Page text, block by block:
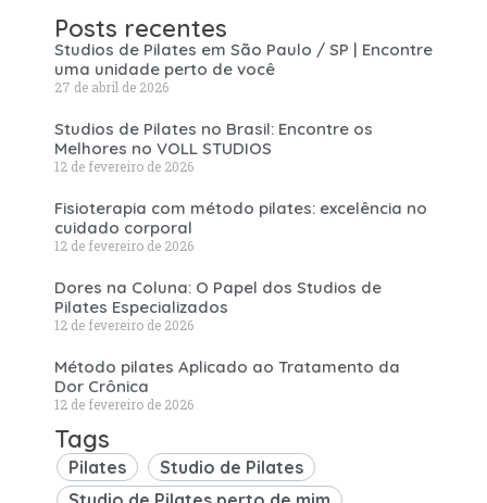
Posts recentes
Studios de Pilates em São Paulo / SP | Encontre
uma unidade perto de você
27 de abril de 2026
Studios de Pilates no Brasil: Encontre os
Melhores no VOLL STUDIOS
12 de fevereiro de 2026
Fisioterapia com método pilates: excelência no
cuidado corporal
12 de fevereiro de 2026
Dores na Coluna: O Papel dos Studios de
Pilates Especializados
12 de fevereiro de 2026
Método pilates Aplicado ao Tratamento da
Dor Crônica
12 de fevereiro de 2026
Tags
Pilates
Studio de Pilates